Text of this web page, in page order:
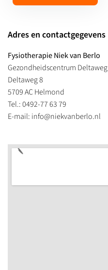
Adres en contactgegevens
Fysiotherapie Niek van Berlo
Gezondheidscentrum Deltaweg
Deltaweg 8
5709 AC Helmond
Tel.: 0492-77 63 79
E-mail: info@niekvanberlo.nl